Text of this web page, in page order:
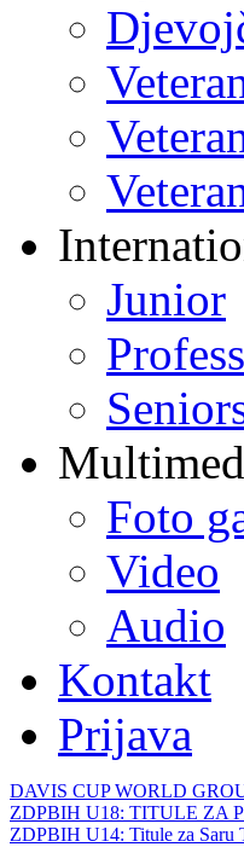
Junior
Foto
Video
Audio
Kontakt
Prijava
DAVIS CUP WORLD
ZDPBIH U18: TITULE ZA
ZDPBIH U14: Titule za Saru